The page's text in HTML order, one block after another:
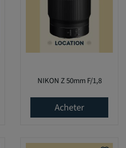
NIKON Z 50mm F/1,8
Acheter